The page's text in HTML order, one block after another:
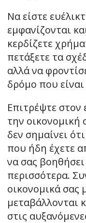
Να είστε
εμφανίζονται
κερδίζετε
πετάξετε τα
αλλά να
δρόμο που
Επιτρέψτε στον
την οικονομική
δεν σημαίνει
που ήδη έχετε
να σας
περισσότερα.
οικονομικά σας
μεταβάλλονται
στις